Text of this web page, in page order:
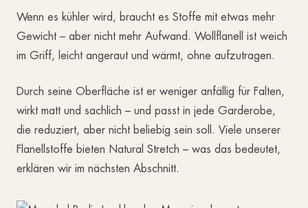
Wenn es kühler wird, braucht es Stoffe mit etwas mehr
Gewicht – aber nicht mehr Aufwand. Wollflanell ist weich
im Griff, leicht angeraut und wärmt, ohne aufzutragen.
Durch seine Oberfläche ist er weniger anfällig für Falten,
wirkt matt und sachlich – und passt in jede Garderobe,
die reduziert, aber nicht beliebig sein soll. Viele unserer
Flanellstoffe bieten Natural Stretch – was das bedeutet,
erklären wir im nächsten Abschnitt.